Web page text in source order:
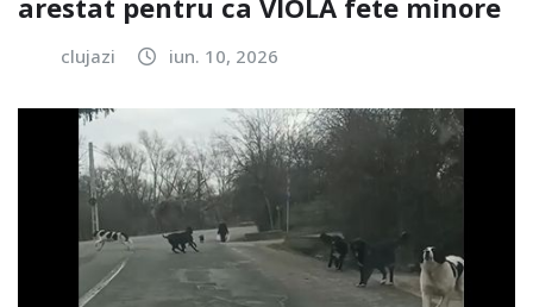
clujazi iun. 10, 2026